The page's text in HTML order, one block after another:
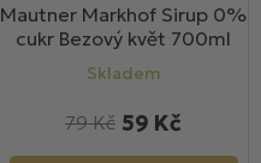
Mautner Markhof Sirup 0%
cukr Bezový květ 700ml
Skladem
59 Kč
79 Kč